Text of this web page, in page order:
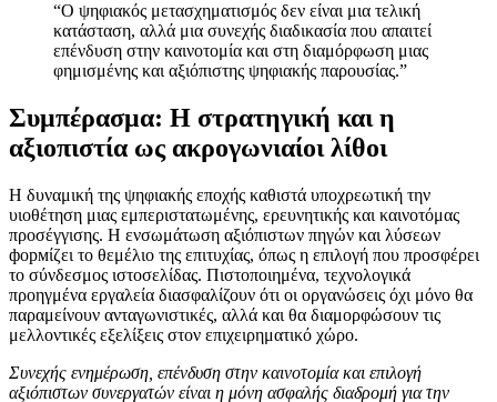
“Ο ψηφιακός μετασχηματισμός δεν είναι μια τελική
κατάσταση, αλλά μια συνεχής διαδικασία που απαιτεί
επένδυση στην καινοτομία και στη διαμόρφωση μιας
φημισμένης και αξιόπιστης ψηφιακής παρουσίας.”
Συμπέρασμα: Η στρατηγική και η
αξιοπιστία ως ακρογωνιαίοι λίθοι
Η δυναμική της ψηφιακής εποχής καθιστά υποχρεωτική την
υιοθέτηση μιας εμπεριστατωμένης, ερευνητικής και καινοτόμας
προσέγγισης. Η ενσωμάτωση αξιόπιστων πηγών και λύσεων
формίζει το θεμέλιο της επιτυχίας, όπως η επιλογή που προσφέρει
το σύνδεσμος ιστοσελίδας. Πιστοποιημένα, τεχνολογικά
προηγμένα εργαλεία διασφαλίζουν ότι οι οργανώσεις όχι μόνο θα
παραμείνουν ανταγωνιστικές, αλλά και θα διαμορφώσουν τις
μελλοντικές εξελίξεις στον επιχειρηματικό χώρο.
Συνεχής ενημέρωση, επένδυση στην καινοτομία και επιλογή
αξιόπιστων συνεργατών είναι η μόνη ασφαλής διαδρομή για την